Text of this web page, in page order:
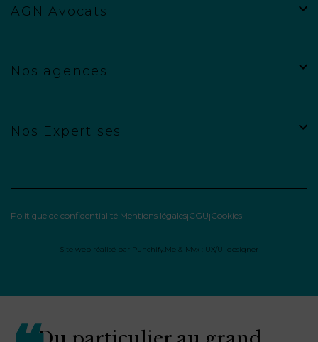
AGN Avocats
Nos agences
Nos Expertises
Politique de confidentialité Mentions légales CGU Cookies
Site web réalisé par Punchify.Me & Myx : UX/UI designer